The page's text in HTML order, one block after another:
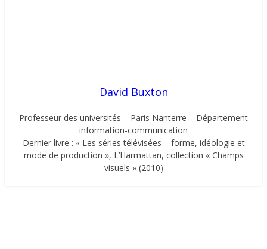
David Buxton
Professeur des universités – Paris Nanterre – Département
information-communication
Dernier livre : « Les séries télévisées – forme, idéologie et
mode de production », L’Harmattan, collection « Champs
visuels » (2010)